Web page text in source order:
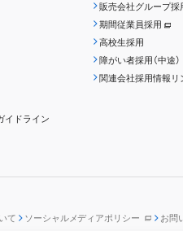
イドライン
販売会社グループ採
期間従業員採用
高校生採用
障がい者採用（中途）
関連会社採用情報リ
て ソーシャルメディアポリシー お問